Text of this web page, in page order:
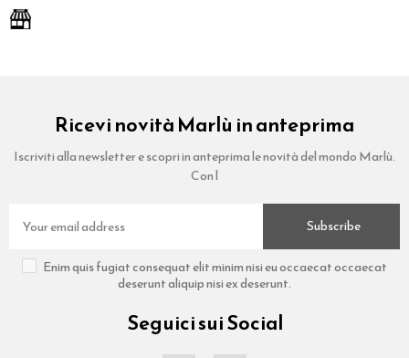
Ricevi novità Marlù in anteprima
Iscriviti alla newsletter e scopri in anteprima le novità del mondo Marlù.
Con l
Subscribe
Enim quis fugiat consequat elit minim nisi eu occaecat occaecat
deserunt aliquip nisi ex deserunt.
Seguici sui Social